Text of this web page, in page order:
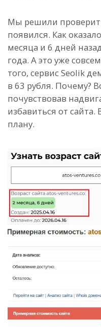
Мы решили
появился. Как
месяца и 6 дней
года. А это уже
того, сервис Seolik
в 63 рубля. Почему?
почувствовав
избавиться от
плану.